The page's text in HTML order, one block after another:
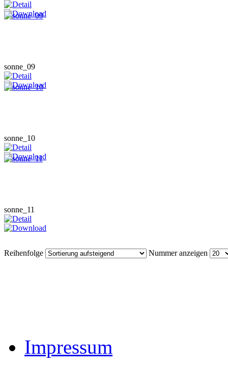
sonne_09
sonne_10
sonne_11
Reihenfolge Nummer anzeigen
Impressum